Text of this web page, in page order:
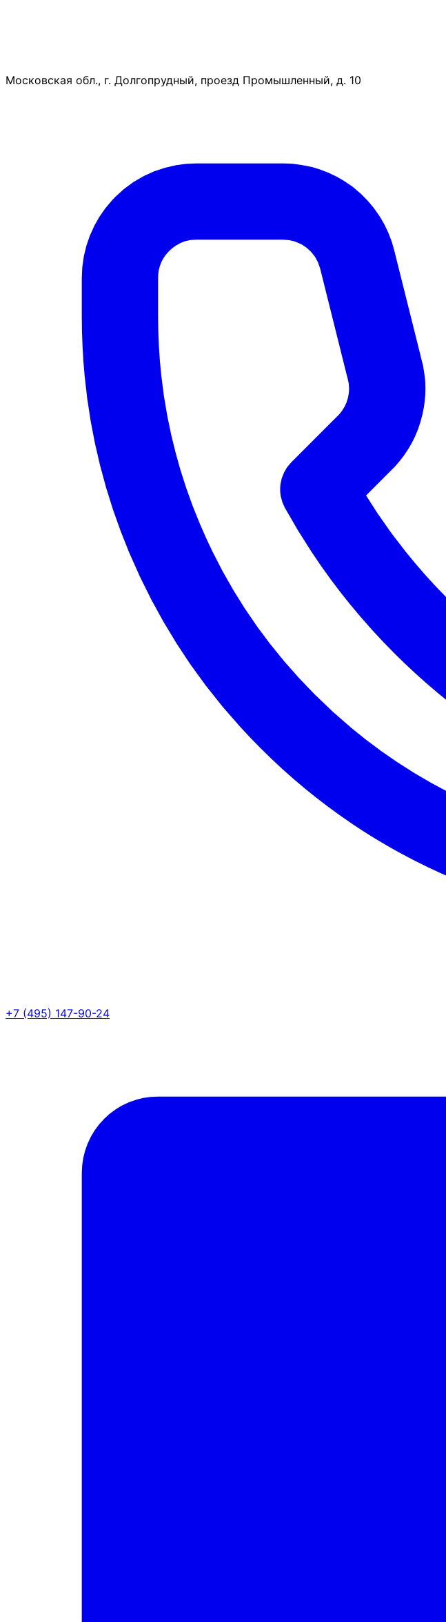
Московская обл., г. Долгопрудный, проезд Промышленный, д. 10
+7 (495) 147-90-24